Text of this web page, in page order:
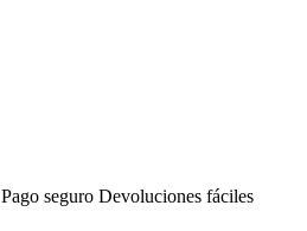
Pago seguro Devoluciones fáciles